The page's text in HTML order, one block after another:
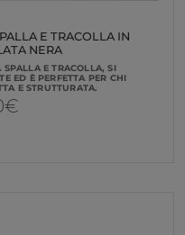
E TRACOLLA IN
NERA
SPALLA E TRACOLLA, SI
ED È PERFETTA PER CHI
E STRUTTURATA.
€